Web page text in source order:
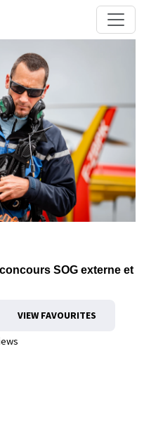
SOG externe et
VIEW FAVOURITES